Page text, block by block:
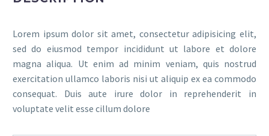
Lorem ipsum dolor sit amet, consectetur adipisicing elit,
sed do eiusmod tempor incididunt ut labore et dolore
magna aliqua. Ut enim ad minim veniam, quis nostrud
exercitation ullamco laboris nisi ut aliquip ex ea commodo
consequat. Duis aute irure dolor in reprehenderit in
voluptate velit esse cillum dolore